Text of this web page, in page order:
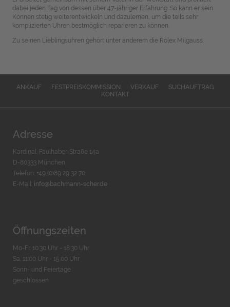
dabei jeden Tag von dessen über 47-jähriger Erfahrung. So kann er sein
Können stetig weiterentwickeln und dazulernen, um die teils sehr
komplizierten Uhren bestmöglich reparieren zu können.
Zu seinen Lieblingsuhren gehört unter anderem die Rolex Milgauss.
ANKAUF FESTPREISKOMMISSION VERKAUF
SUCHAUFTRAG
KONTAKT
Adresse
Kardinal-Faulhaber-Straße 14a
D-80333 München
Telefon: +49 (0)89 29 32 70
E-Mail: info@bachmann-scher.de
Öffnungszeiten
Mo-Fr. 10:30 Uhr - 18:30 Uhr
Sa. 11:00 Uhr - 15.00 Uhr
Sonn- und Feiertage
geschlossen